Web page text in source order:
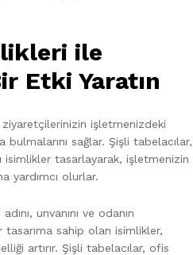
ile
Etki Yaratın
ziyaretçilerinizin işletmenizdeki
bulmalarını sağlar. Şişli tabelacılar,
isimlikler tasarlayarak, işletmenizin
yardımcı olurlar.
unvanını ve odanın
tasarıma sahip olan isimlikler,
artırır. Şişli tabelacılar, ofis